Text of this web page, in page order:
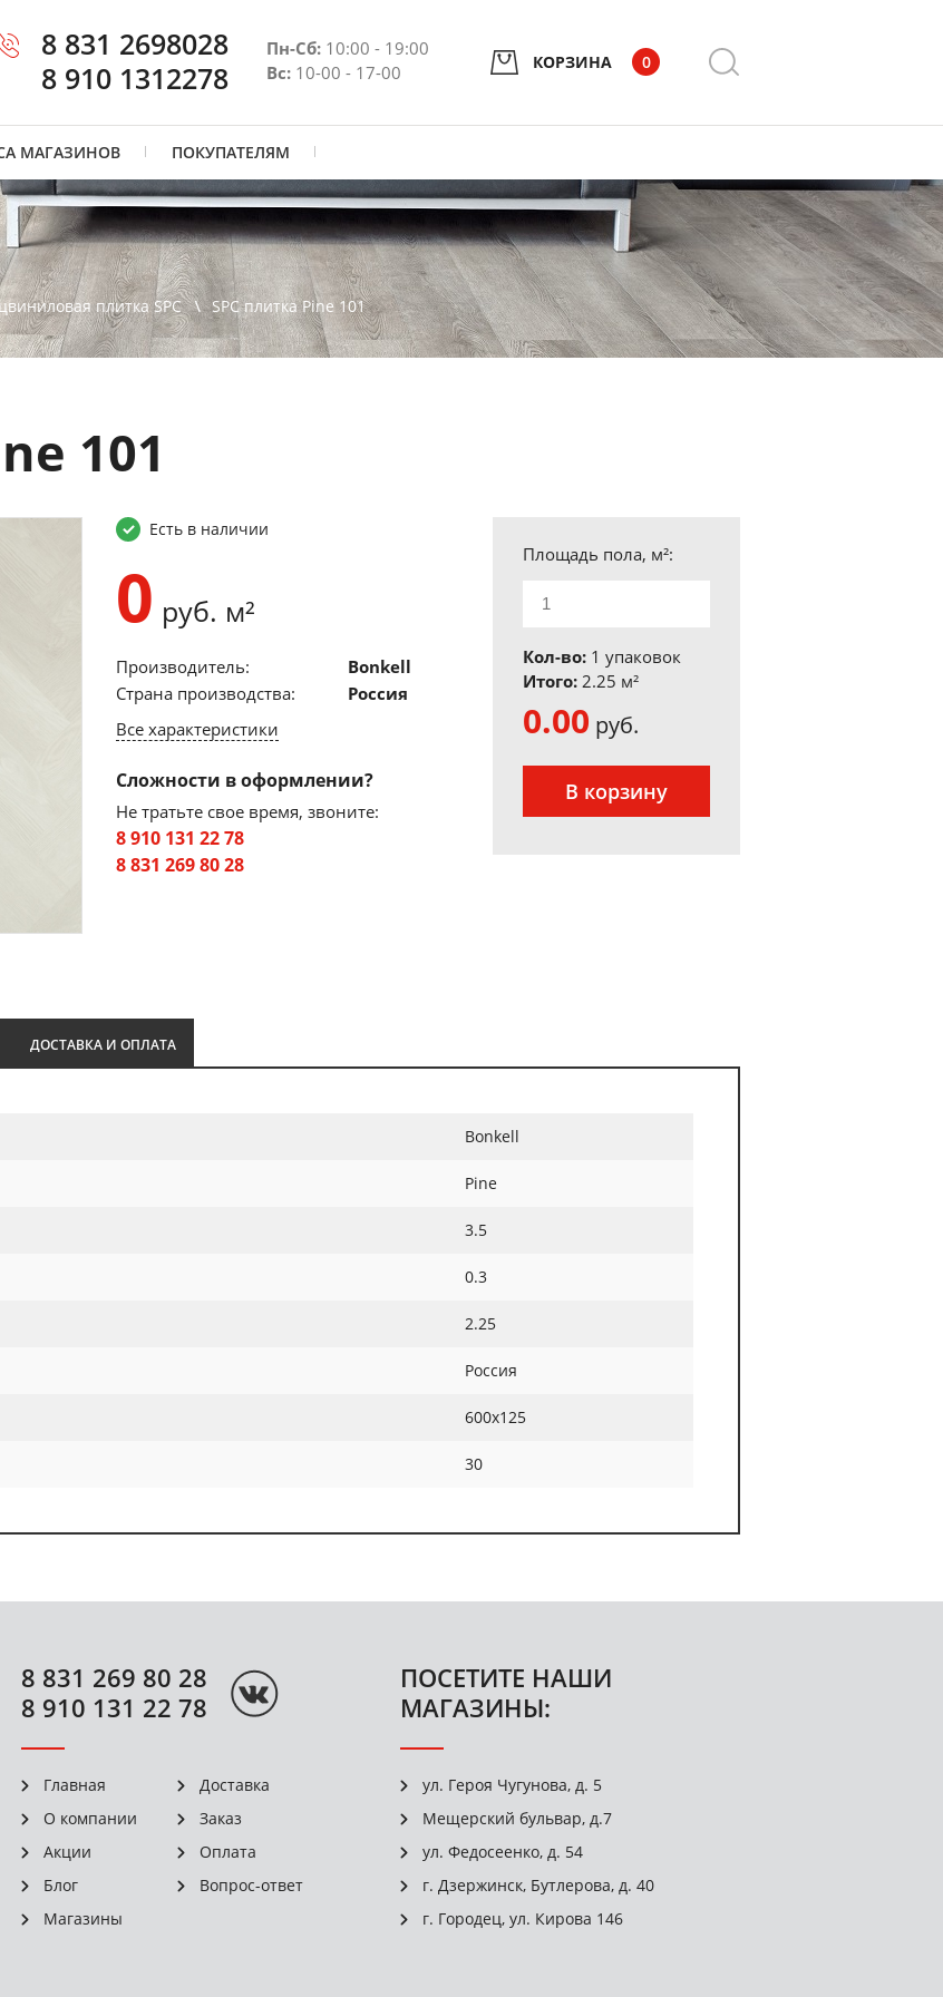
8 831 2698028
8 910 1312278
Пн-Сб: 10:00 - 19:00
Вс: 10-00 - 17-00 КОРЗИНА 0
МАГАЗИНОВ ПОКУПАТЕЛЯМ
плитка SPC SPC плитка Pine 101
101
Есть в наличии
0 руб. м²
Производитель:
Bonkell
Страна производства:
Россия
Все характеристики
Сложности в оформлении?
Не тратьте свое время, звоните:
8 910 131 22 78
8 831 269 80 28
Площадь пола, м²:
Кол-во: 1 упаковок
Итого: 2.25 м²
0.00 руб.
В корзину
ДОСТАВКА И ОПЛАТА
Bonkell
Pine
3.5
0.3
2.25
Россия
600х125
30
8 831 269 80 28
8 910 131 22 78
Главная
О компании
Акции
Блог
Магазины
Доставка
Заказ
Оплата
Вопрос-ответ
ПОСЕТИТЕ НАШИ
МАГАЗИНЫ:
ул. Героя Чугунова, д. 5
Мещерский бульвар, д.7
ул. Федосеенко, д. 54
г. Дзержинск, Бутлерова, д. 40
г. Городец, ул. Кирова 146